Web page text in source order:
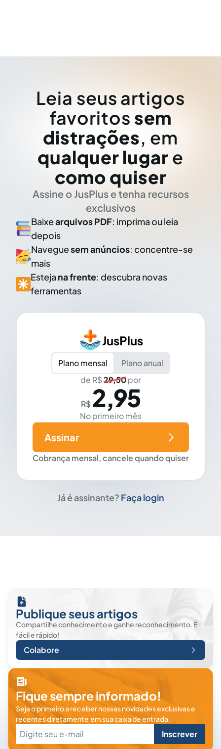
Leia seus artigos
favoritos sem
distrações, em
qualquer lugar e
como quiser
Assine o JusPlus e tenha recursos
exclusivos
Baixearquivos PDF: imprima ou leia
depois
Naveguesem anúncios: concentre-se
mais
Esteja na frente: descubra novas
ferramentas
JusPlus
Plano mensal
Plano anual
de R$29,50por
R$ 2,95
No primeiro mês
Cobrança mensal, cancele quando quiser
Assinar
Já é assinante? Faça login
Publique seus artigos
Compartilhe conhecimento e ganhe reconhecimento. É
fácil e rápido!
Colabore
Fique sempre informado!
Seja o primeiro a receber nossas novidades exclusivas e
recentes diretamente em sua caixa de entrada.
Inscrever